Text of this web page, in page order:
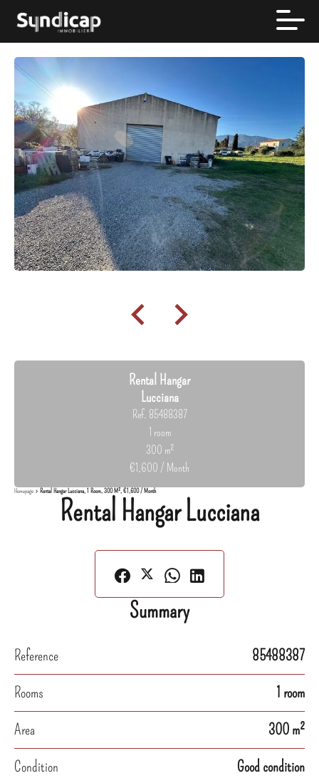
Rental Hangar
Lucciana
Ref. 85488387
1 room
300 m²
€1,600 / Month
Homepage Rental Hangar Lucciana, 1 Room, 300 M², €1,600 / Month
Rental Hangar Lucciana
Summary
Reference
85488387
Rooms
1 room
Area
300 m²
Condition
Good condition